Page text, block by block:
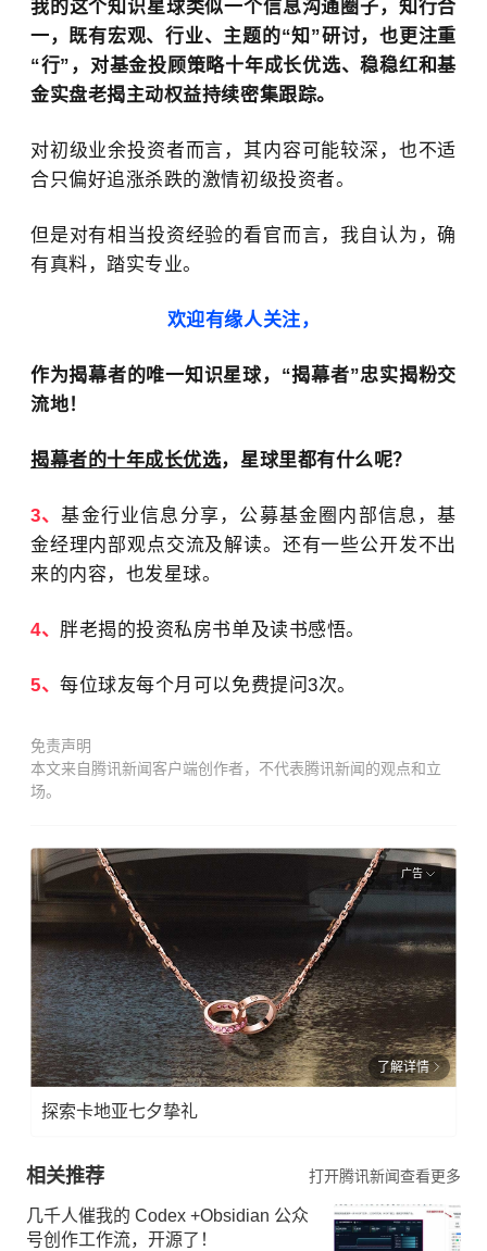
我的这个知识星球类似一个信息沟通圈子，知行合
一，既有宏观、行业、主题的“知”研讨，也更注重
“行”，对基金投顾策略十年成长优选、稳稳红和基
金实盘老揭主动权益持续密集跟踪。
对初级业余投资者而言，其内容可能较深，也不适
合只偏好追涨杀跌的激情初级投资者。
但是对有相当投资经验的看官而言，我自认为，确
有真料，踏实专业。
欢迎有缘人关注，
作为揭幕者的唯一知识星球，“揭幕者”忠实揭粉交
流地！
揭幕者的十年成长优选，星球里都有什么呢？
3、基金行业信息分享，公募基金圈内部信息，基
金经理内部观点交流及解读。还有一些公开发不出
来的内容，也发星球。
4、 胖老揭的投资私房书单及读书感悟。
5、每位球友每个月可以免费提问3次。
免责声明
本文来自腾讯新闻客户端创作者，不代表腾讯新闻的观点和立
场。
广告
了解详情
探索卡地亚七夕挚礼
相关推荐 打开腾讯新闻查看更多
几千人催我的 Codex +Obsidian 公众
号创作工作流，开源了！